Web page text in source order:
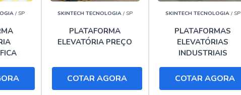
20 metros Santa Luzia, mais do que visar apenas lucratividade,
qualidade e alta durabilidade, pequenos detalhes mas de
da empresa.
PARA LOCAÇÃO DE PLATAFORMA ARTICULADA 20
/ SP SKINTECH TECNOLOGIA/ SP
PLATAFORMA
ELEVATÓRIA PREÇO
COTAR AGORA
SKINTECH TECNOLOGIA/ SP
PLATAFORMAS
ELEVATÓRIAS
INDUSTRIAIS
COTAR AGORA